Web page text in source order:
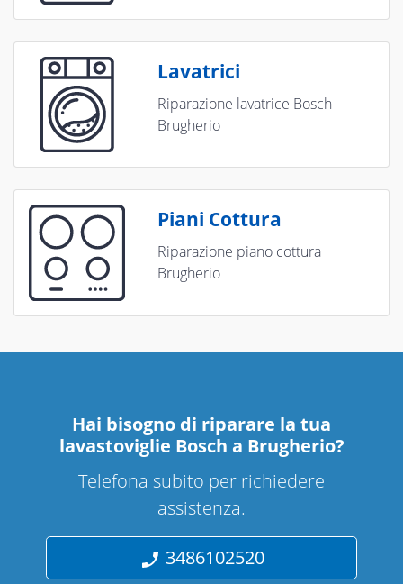
Lavatrici
Riparazione lavatrice Bosch
Brugherio
Piani Cottura
Riparazione piano cottura
Brugherio
Hai bisogno di riparare la tua
lavastoviglie Bosch a Brugherio?
Telefona subito per richiedere
assistenza.
3486102520